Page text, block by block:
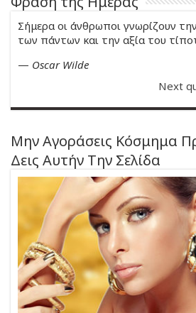
Σήμερα οι άνθρωποι γνωρίζουν
των πάντων και την αξία του
— Oscar Wilde
Next
Μην Αγοράσεις Κόσμημα
Δεις Αυτήν Την Σελίδα